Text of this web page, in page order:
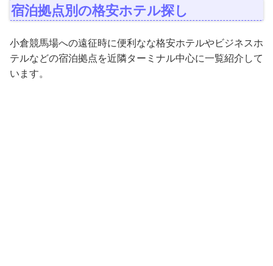
宿泊拠点別の格安ホテル探し
小倉競馬場への遠征時に便利なな格安ホテルやビジネスホ
テルなどの宿泊拠点を近隣ターミナル中心に一覧紹介して
います。